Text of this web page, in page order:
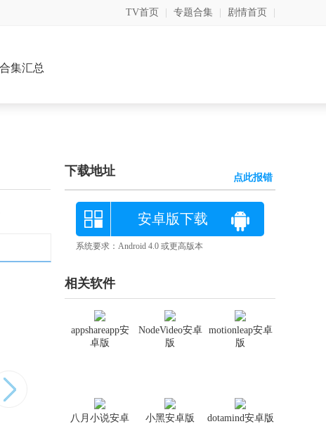
TV首页 专题合集 剧情首页
合集汇总
下载地址 点此报错
安卓版下载
系统要求：Android 4.0 或更高版本
相关软件
motionleap安卓
版
NodeVideo安卓
版
appshareapp安
卓版
dotamind安卓版
小黑安卓版
八月小说安卓